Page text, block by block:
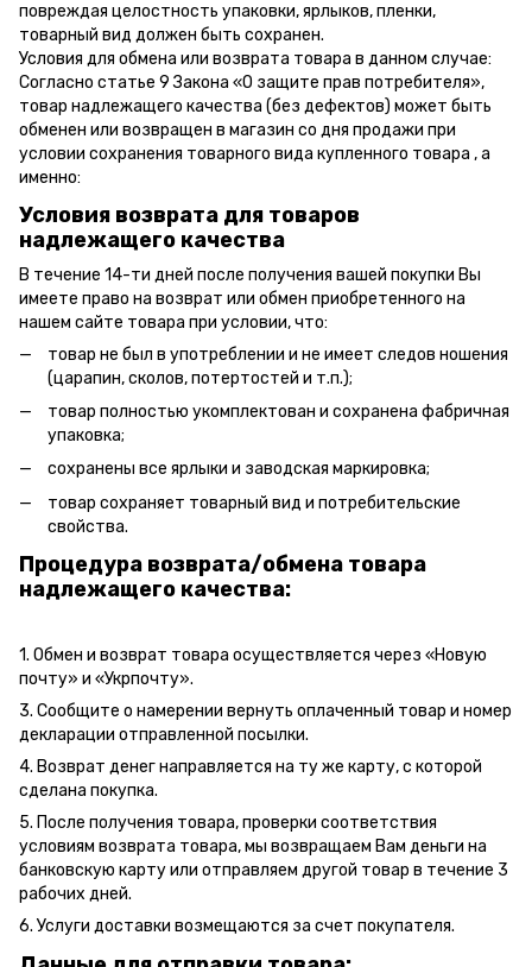
повреждая целостность упаковки, ярлыков, пленки,
товарный вид должен быть сохранен.
Условия для обмена или возврата товара в данном случае:
Согласно статье 9 Закона «О защите прав потребителя»,
товар надлежащего качества (без дефектов) может быть
обменен или возвращен в магазин со дня продажи при
условии сохранения товарного вида купленного товара , а
именно:
Условия возврата для товаров
надлежащего качества
В течение 14-ти дней после получения вашей покупки Вы
имеете право на возврат или обмен приобретенного на
нашем сайте товара при условии, что:
товар не был в употреблении и не имеет следов ношения
(царапин, сколов, потертостей и т.п.);
товар полностью укомплектован и сохранена фабричная
упаковка;
сохранены все ярлыки и заводская маркировка;
товар сохраняет товарный вид и потребительские
свойства.
Процедура возврата/обмена товара
надлежащего качества:
1. Обмен и возврат товара осуществляется через «Новую
почту» и «Укрпочту».
3. Сообщите о намерении вернуть оплаченный товар и номер
декларации отправленной посылки.
4. Возврат денег направляется на ту же карту, с которой
сделана покупка.
5. После получения товара, проверки соответствия
условиям возврата товара, мы возвращаем Вам деньги на
банковскую карту или отправляем другой товар в течение 3
рабочих дней.
6. Услуги доставки возмещаются за счет покупателя.